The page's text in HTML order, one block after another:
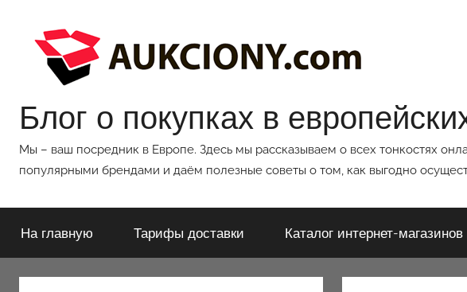
содержимому
Блог о покупках в
Мы – ваш посредник в Европе. Здесь мы рассказываем о всех тонкостях
популярными брендами и даём полезные советы о том, как выгодно
На главную Тарифы доставки Каталог интернет-магазинов